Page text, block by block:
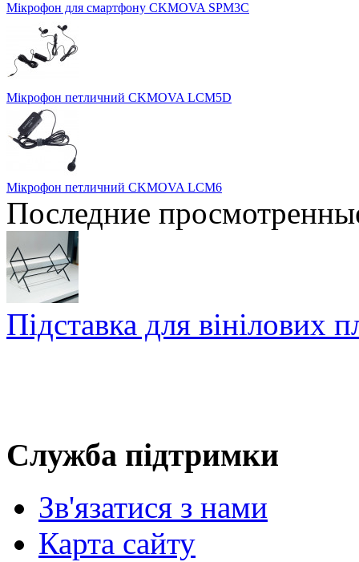
Мікрофон для смартфону CKMOVA SPM3C
Мiкрофон петличний CKMOVA LCM5D
Мiкрофон петличний CKMOVA LCM6
Последние
Підставка для вінілових
Служба підтримки
Зв'язатися з нами
Карта сайту